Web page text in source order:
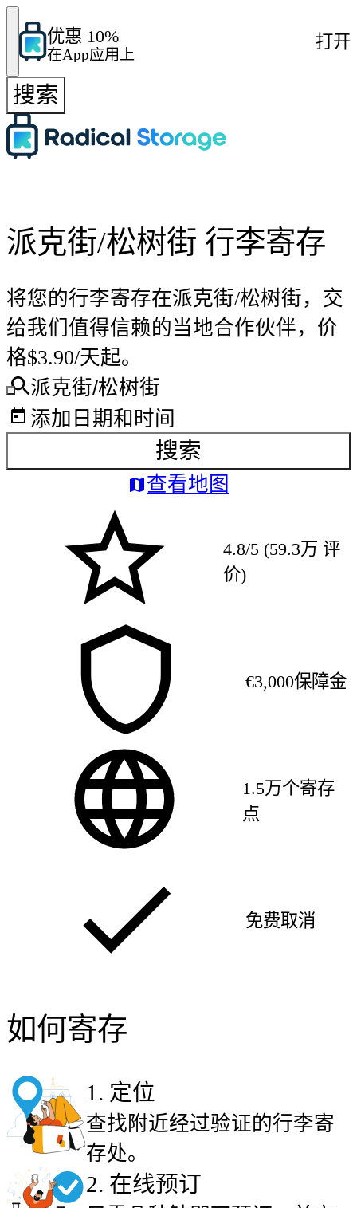
优惠 10%
在App应用上
打开
搜索
派克街/松树街 行李寄存
将您的行李寄存在派克街/松树街，交
给我们值得信赖的当地合作伙伴，价
格$3.90/天起。
派克街/松树街
添加日期和时间
搜索
查看地图
4.8/5 (59.3万 评
价)
€3,000保障金
1.5万个寄存
点
免费取消
如何寄存
1 . 定位
查找附近经过验证的行李寄
存处。
2. 在线预订